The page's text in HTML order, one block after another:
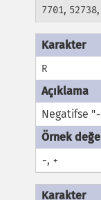
7701, 52738,
R
Negatifse "-
-, +